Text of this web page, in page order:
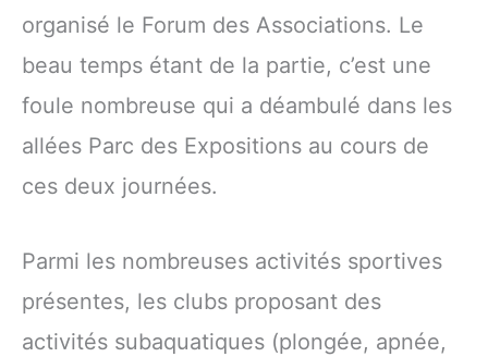
organisé le Forum des Associations. Le
beau temps étant de la partie, c’est une
foule nombreuse qui a déambulé dans les
allées Parc des Expositions au cours de
ces deux journées.
Parmi les nombreuses activités sportives
présentes, les clubs proposant des
activités subaquatiques (plongée, apnée,